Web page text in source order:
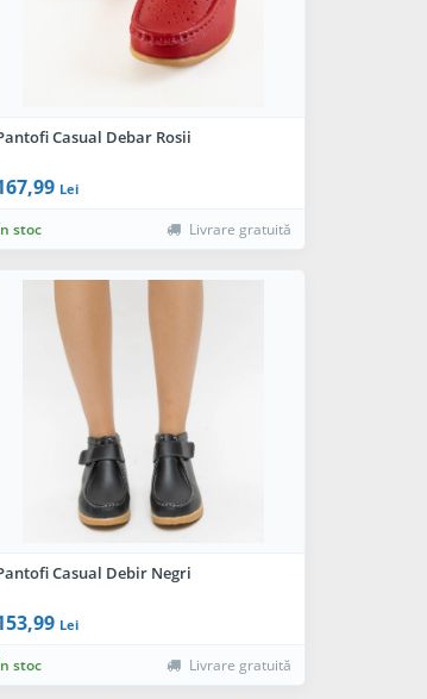
Casual Debar Rosii
Lei
stoc Livrare gratuită
Casual Debir Negri
Lei
stoc Livrare gratuită